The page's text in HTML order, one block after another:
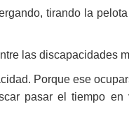
tirando la
las discapacidades
Porque ese
pasar el tiempo